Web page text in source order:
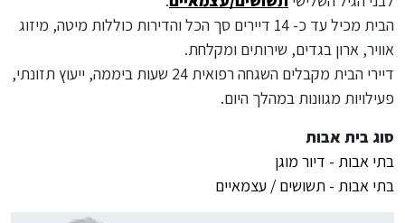
הבית מכיל עד כ- 14 דיירים סך הכל והדירות כוללות מיטה, מיזוג
אוויר, ארון בגדים, שירותים ומקלחת.
דיירי הבית מקבלים השגחה רפואית 24 שעות ביממה, ייעוץ תזונתי,
פעילויות מגוונות במהלך היום.
סוג בית אבות
בתי אבות - דיור מוגן
בתי אבות - תשושים / עצמאיים